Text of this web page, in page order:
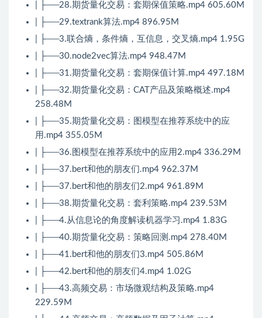
| ├──28.期货量化交易：套期保值策略.mp4 605.60M
| ├──29.textrank算法.mp4 896.95M
| ├──3.联合熵，条件熵，互信息，交叉熵.mp4 1.95G
| ├──30.node2vec算法.mp4 948.47M
| ├──31.期货量化交易：套期保值计算.mp4 497.18M
| ├──32.期货量化交易：CAT产品及策略概述.mp4
258.48M
| ├──35.期货量化交易：图模型在推荐系统中的应
用.mp4 355.05M
| ├──36.图模型在推荐系统中的应用2.mp4 336.29M
| ├──37.bert和他的朋友们.mp4 962.37M
| ├──37.bert和他的朋友们2.mp4 961.89M
| ├──38.期货量化交易：套利策略.mp4 239.53M
| ├──4.从信息论的角度解读机器学习.mp4 1.83G
| ├──40.期货量化交易：策略回测.mp4 278.40M
| ├──41.bert和他的朋友们3.mp4 505.86M
| ├──42.bert和他的朋友们4.mp4 1.02G
| ├──43.高频交易：市场微观结构及策略.mp4
229.59M